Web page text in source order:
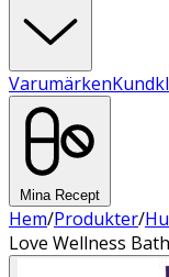
Varumärken
Mina Recept
Hem/Produkter/
Love Wellness